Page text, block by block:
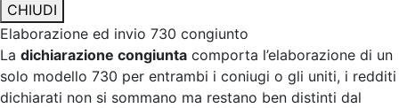
CHIUDI
Elaborazione ed invio 730 congiunto
La dichiarazione congiunta comporta l’elaborazione di un
solo modello 730 per entrambi i coniugi o gli uniti, i redditi
dichiarati non si sommano ma restano ben distinti dal